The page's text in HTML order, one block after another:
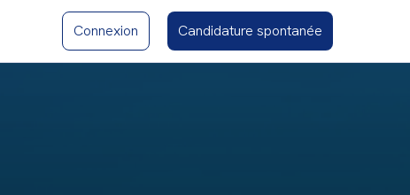
Connexion Candidature spontanée